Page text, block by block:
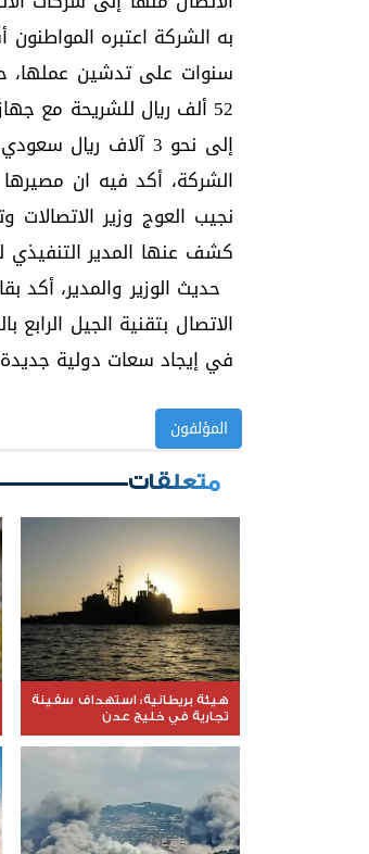
سنوات على تدشين عملها،
52 ألف ريال للشريحة مع
إلى نحو 3 آلاف ريال سعودي أي نحو مليون ريال.
الشركة، أكد فيه ان
نجيب العوج وزير
كشف عنها المدير
حديث الوزير والمدير، أكد
الاتصال بتقنية الجيل
في إيجاد سعات دولية
المؤلفون
متعلقات
هيئة بريطانية: استهداف سفينة
تجارية في خليج عدن